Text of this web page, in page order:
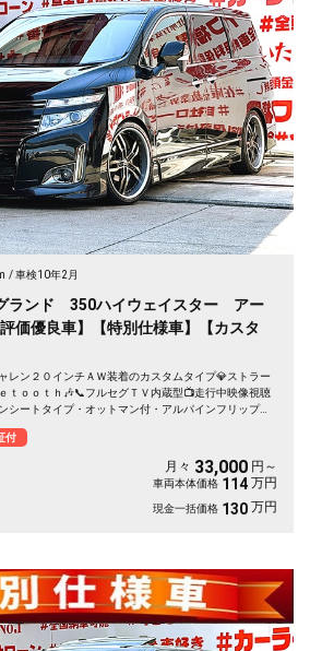
車検10年2月
ランド 350ハイウェイスター アー
価優良車】【特別仕様車】【カスタ
レン２０インチＡＷ装着のカスタムタイプ💎ストラー
ｔｏｏｔｈ🎶📞フルセグＴＶ内蔵型📺走行中映像視聴
シートタイプ・オットマン付・アルパインフリップダ
パワーバックドア付で大型ドアも楽々開閉🚪
付
月々 33,000 円～
車両本体価格 114 万円
現金一括価格 130 万円